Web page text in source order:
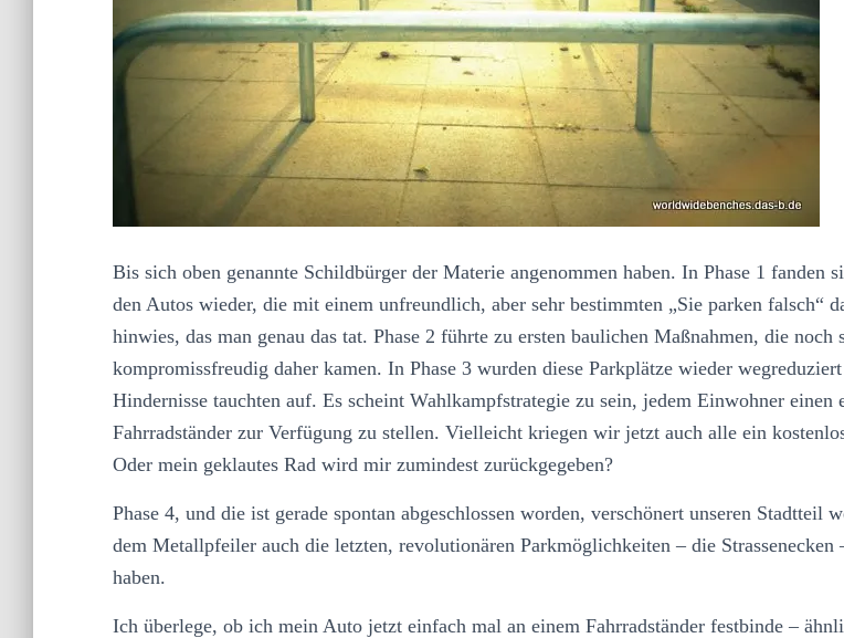
Bis sich oben genannte Schildbürger der Materie angenommen haben. In Phase 1 fanden
den Autos wieder, die mit einem unfreundlich, aber sehr bestimmten „Sie parken falsch“
hinwies, das man genau das tat. Phase 2 führte zu ersten baulichen Maßnahmen, die noch
kompromissfreudig daher kamen. In Phase 3 wurden diese Parkplätze wieder
Hindernisse tauchten auf. Es scheint Wahlkampfstrategie zu sein, jedem Einwohner einen
Fahrradständer zur Verfügung zu stellen. Vielleicht kriegen wir jetzt auch alle ein
Oder mein geklautes Rad wird mir zumindest zurückgegeben?
Phase 4, und die ist gerade spontan abgeschlossen worden, verschönert unseren Stadtteil
dem Metallpfeiler auch die letzten, revolutionären Parkmöglichkeiten – die Strassenecken
haben.
Ich überlege, ob ich mein Auto jetzt einfach mal an einem Fahrradständer festbinde –